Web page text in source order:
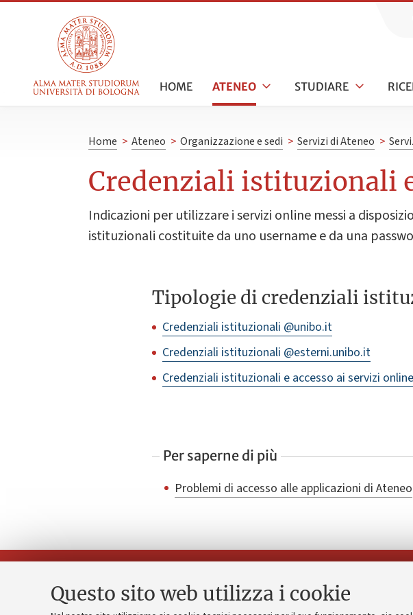
Questo sito web utilizza i cookie
HOME ATENEO STUDIARE
Home > Ateneo > Organizzazione e sedi > Servizi di Ateneo >
Credenziali istituzionali
Indicazioni per utilizzare i servizi online messi a
istituzionali costituite da uno username e da una
Tipologie di credenziali
Credenziali istituzionali @unibo.it
Credenziali istituzionali @esterni.unibo.it
Credenziali istituzionali e accesso ai servizi
Per saperne di più
Problemi di accesso alle applicazioni di Ateneo